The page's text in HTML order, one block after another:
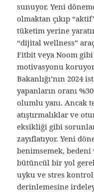
sunuyor. Yeni
olmaktan çıkıp
tüketim yerine
“dijital wellness”
Fitbit veya Noom gibi
motivasyonu
Bakanlığı’nın 2024
yapanların oranı
olumlu yanı. Ancak
atıştırmalıklar ve
eksikliği gibi
zayıflatıyor. Yeni
benimsemek,
bütüncül bir yol
uyku ve stres
derinlemesine